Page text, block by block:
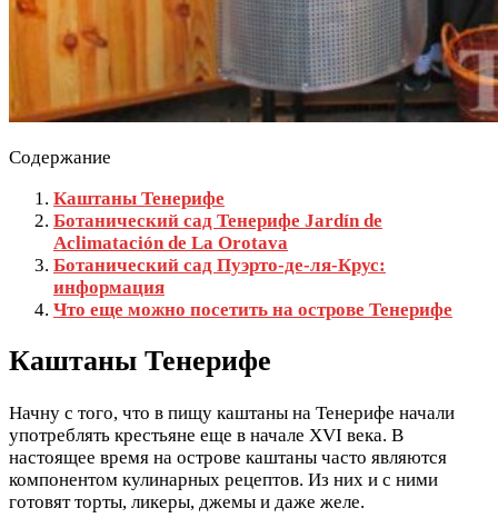
Содержание
Каштаны Тенерифе
Ботанический сад Тенерифе Jardín de
Aclimatación de La Orotava
Ботанический сад Пуэрто-де-ля-Крус:
информация
Что еще можно посетить на острове Тенерифе
Каштаны Тенерифе
Начну с того, что в пищу каштаны на Тенерифе начали
употреблять крестьяне еще в начале XVI века. В
настоящее время на острове каштаны часто являются
компонентом кулинарных рецептов. Из них и с ними
готовят торты, ликеры, джемы и даже желе.